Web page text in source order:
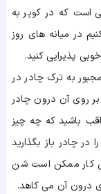
است که در کویر به
در میانه های روز
پذیرایی کنید.
به ترک چادر در
بر روی آن درون چادر
باشید که چه چیز
چادر باز بگذارید
کار ممکن است شن
درون آن می کاهد.